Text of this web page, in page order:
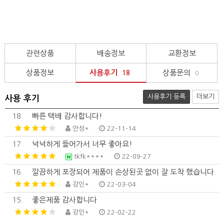
관련상품 배송정보 교환정보
상품정보 사용후기 18 상품문의 0
사용 후기 사용후기 등록 더보기
18. 빠른 택배 감사합니다!
안성* 22-11-14
17. 넉넉하게 들어가서 너무 좋아요!
tkfk**** 22-09-27
16. 깔끔하게 포장되어 제품이 손상된곳 없이 잘 도착 했습니다.
강인* 22-03-04
15. 좋은제품 감사합니다
강인* 22-02-22